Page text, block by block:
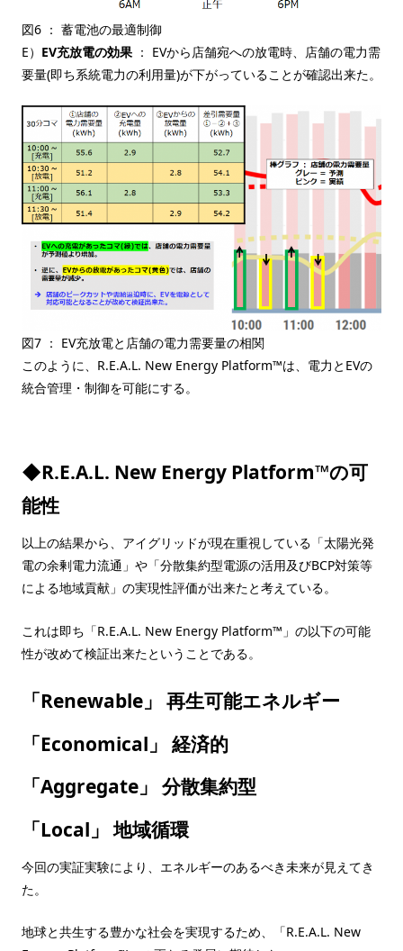
図6 ： 蓄電池の最適制御
E） EV充放電の効果 ： EVから店舗宛への放電時、店舗の電力需
要量(即ち系統電力の利用量)が下がっていることが確認出来た。
図7 ： EV充放電と店舗の電力需要量の相関
このように、R.E.A.L. New Energy Platform™は、電力とEVの
統合管理・制御を可能にする。
◆R.E.A.L. New Energy Platform™の可
能性
以上の結果から、アイグリッドが現在重視している「太陽光発
電の余剰電力流通」や「分散集約型電源の活用及びBCP対策等
による地域貢献」の実現性評価が出来たと考えている。
これは即ち「R.E.A.L. New Energy Platform™」の以下の可能
性が改めて検証出来たということである。
「Renewable」 再生可能エネルギー
「Economical」 経済的
「Aggregate」 分散集約型
「Local」 地域循環
今回の実証実験により、エネルギーのあるべき未来が見えてき
た。
地球と共生する豊かな社会を実現するため、「R.E.A.L. New